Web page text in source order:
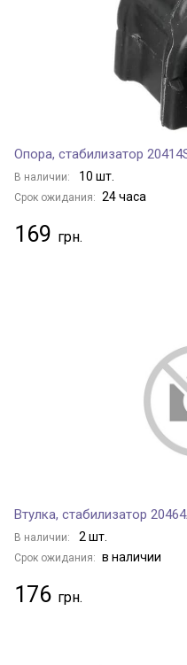
Опора, стабилизатор
В наличии: 10 шт.
Срок ожидания: 24 часа
169
Втулка, стабилизатор
В наличии: 2 шт.
Срок ожидания: в наличии
176